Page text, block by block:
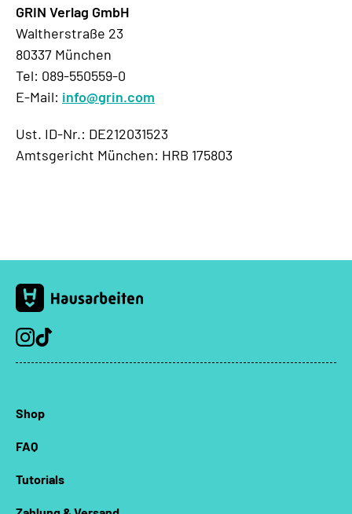
GRIN Verlag GmbH
Waltherstraße 23
80337 München
Tel: 089-550559-0
E-Mail: info@grin.com
Ust. ID-Nr.: DE212031523
Amtsgericht München: HRB 175803
Instagram
TikTok
Shop
FAQ
Tutorials